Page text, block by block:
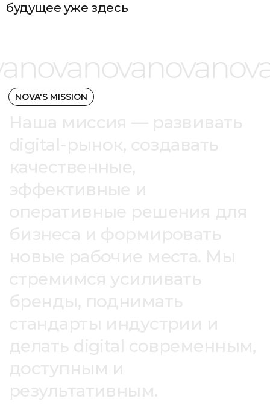
будущее уже здесь
novanovanovanova
NOVA'S MISSION